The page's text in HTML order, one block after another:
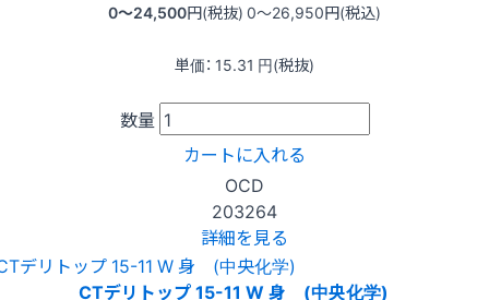
0〜24,500円(税抜) 0〜26,950円(税込)
単価： 15.31 円(税抜)
数量
カートに入れる
OCD
203264
詳細を見る
CTデリトップ 15-11 W 身 (中央化学)